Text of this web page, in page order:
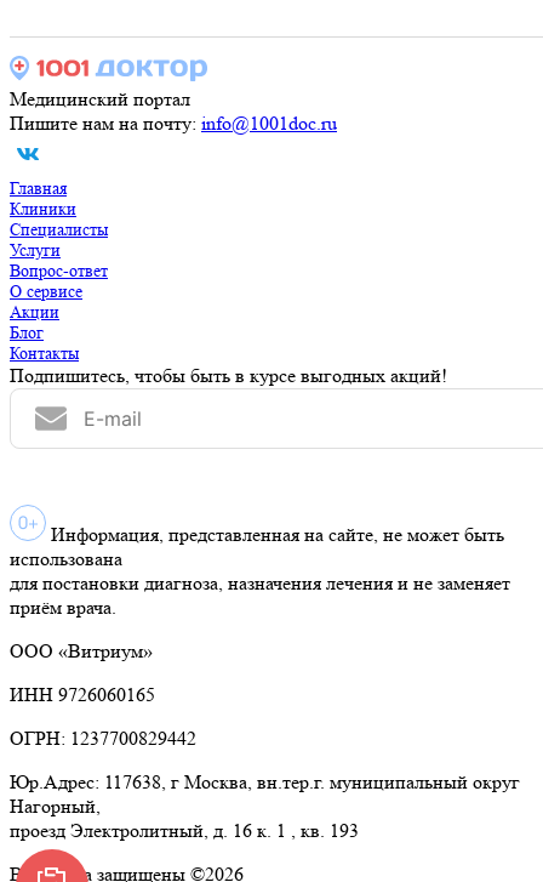
Медицинский портал
Пишите нам на почту: info@1001doc.ru
Главная
Клиники
Специалисты
Услуги
Вопрос-ответ
О сервисе
Акции
Блог
Контакты
Подпишитесь, чтобы быть в курсе выгодных акций!
Информация, представленная на сайте, не может быть
использована
для постановки диагноза, назначения лечения и не заменяет
приём врача.
ООО «Витриум»
ИНН 9726060165
ОГРН: 1237700829442
Юр.Адрес: 117638, г Москва, вн.тер.г. муниципальный округ
Нагорный,
проезд Электролитный, д. 16 к. 1 , кв. 193
Все права защищены ©2026